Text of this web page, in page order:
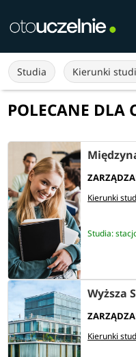
Studia Kierunki
POLECANE DLA
Kierunki
Studia:
Kierunki